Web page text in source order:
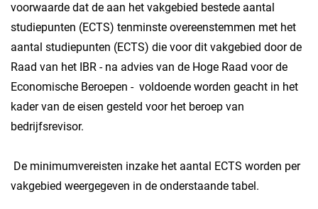
voorwaarde dat de aan het vakgebied bestede aantal
studiepunten (ECTS) tenminste overeenstemmen met het
aantal studiepunten (ECTS) die voor dit vakgebied door de
Raad van het IBR - na advies van de Hoge Raad voor de
Economische Beroepen - voldoende worden geacht in het
kader van de eisen gesteld voor het beroep van
bedrijfsrevisor.
De minimumvereisten inzake het aantal ECTS worden per
vakgebied weergegeven in de onderstaande tabel.